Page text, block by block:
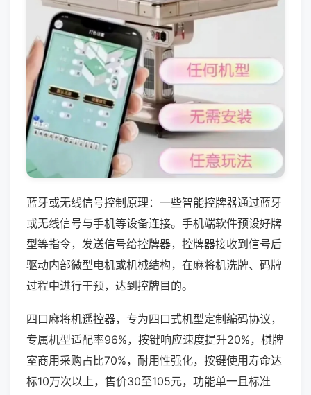
蓝牙或无线信号控制原理：一些智能控牌器通过蓝牙
或无线信号与手机等设备连接。手机端软件预设好牌
型等指令，发送信号给控牌器，控牌器接收到信号后
驱动内部微型电机或机械结构，在麻将机洗牌、码牌
过程中进行干预，达到控牌目的。
四口麻将机遥控器，专为四口式机型定制编码协议，
专属机型适配率96%，按键响应速度提升20%，棋牌
室商用采购占比70%，耐用性强化，按键使用寿命达
标10万次以上，售价30至105元，功能单一且标准